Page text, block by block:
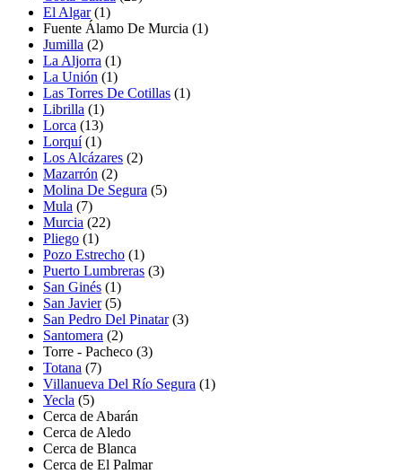
El Algar(1)
Fuente Álamo De Murcia (1)
Jumilla (2)
La Aljorra (1)
La Unión (1)
Las Torres De Cotillas (1)
Librilla (1)
Lorca (13)
Lorquí(1)
Los Alcázares (2)
Mazarrón (2)
Molina De Segura (5)
Mula (7)
Murcia (22)
Pliego (1)
Pozo Estrecho (1)
Puerto Lumbreras (3)
San Ginés (1)
San Javier(5)
San Pedro Del Pinatar(3)
Santomera (2)
Torre - Pacheco (3)
Totana (7)
Villanueva Del Río Segura (1)
Yecla (5)
Cerca de Abarán
Cerca de Aledo
Cerca de Blanca
Cerca de El Palmar